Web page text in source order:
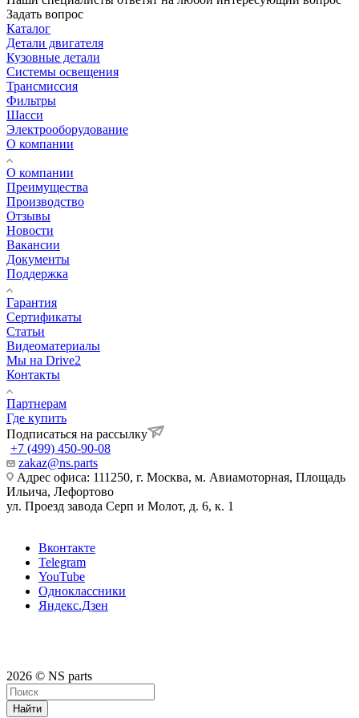
Задать вопрос
Каталог
Детали двигателя
Кузовные детали
Системы освещения
Трансмиссия
Фильтры
Шасси
Электрооборудование
О компании
О компании
Преимущества
Производство
Отзывы
Новости
Вакансии
Документы
Поддержка
Гарантия
Сертификаты
Статьи
Видеоматериалы
Мы на Drive2
Контакты
Партнерам
Где купить
Подписаться на рассылку
+7 (499) 450-90-08
zakaz@ns.parts
Адрес офиса: 111250, г. Москва, м. Авиамоторная, Площадь
Ильича, Лефортово
ул. Проезд завода Серп и Молот, д. 6, к. 1
Вконтакте
Telegram
YouTube
Одноклассники
Яндекс.Дзен
2026 © NS parts
Найти